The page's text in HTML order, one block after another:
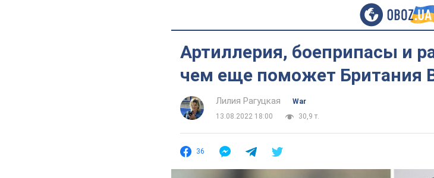
Артиллерия, боеприпасы и
чем еще поможет Британия
Лилия Рагуцкая
War
13.08.2022 18:00
30,9 т.
36